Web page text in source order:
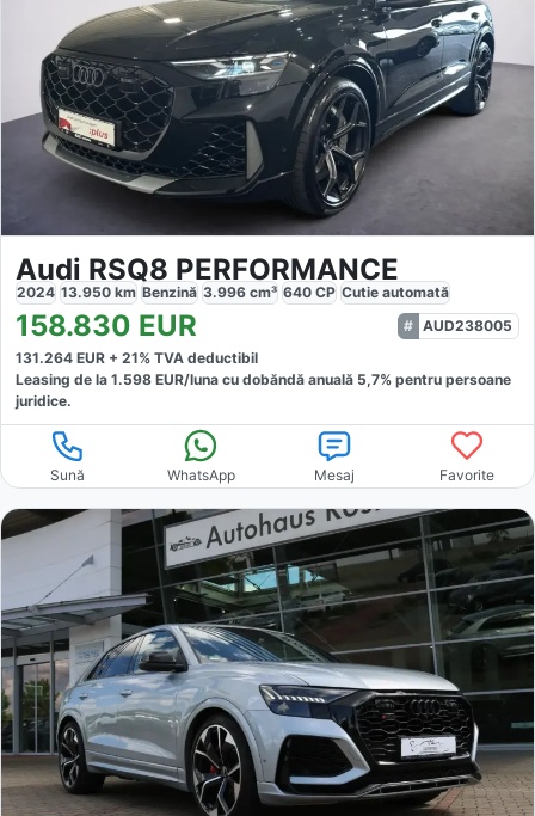
Audi RSQ8 PERFORMANCE
2024 13.950 km Benzină 3.996 cm³ 640 CP Cutie automată
158.830 EUR
AUD238005
131.264 EUR + 21% TVA deductibil
Leasing de la 1.598 EUR/luna cu dobăndă anuală 5,7% pentru persoane
juridice.
Sună WhatsApp Mesaj Favorite